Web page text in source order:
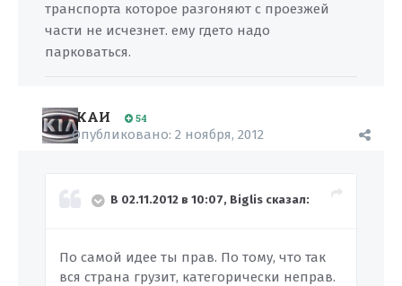
транспорта которое разгоняют с проезжей
части не исчезнет. ему гдето надо
парковаться.
КАИ 54
Опубликовано: 2 ноября, 2012
В 02.11.2012 в 10:07, Biglis сказал:
По самой идее ты прав. По тому, что так
вся страна грузит, категорически неправ.